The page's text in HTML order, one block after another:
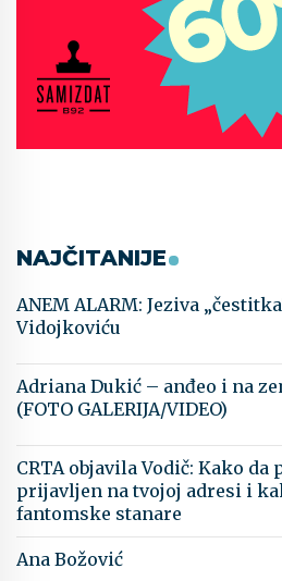
NAJČITANIJE
ANEM ALARM: Jeziva
Vidojkoviću
Adriana Dukić – anđeo i na
(FOTO GALERIJA/VIDEO)
CRTA objavila Vodič: Kako da
prijavljen na tvojoj adresi i
fantomske stanare
Ana Božović